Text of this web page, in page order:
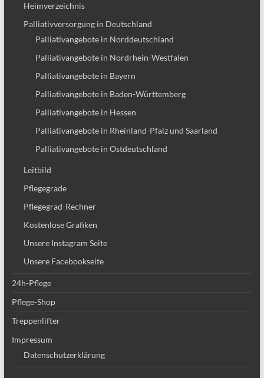
Heimverzeichnis
Palliativversorgung in Deutschland
Palliativangebote in Norddeutschland
Palliativangebote in Nordrhein-Westfalen
Palliativangebote in Bayern
Palliativangebote in Baden-Württemberg
Palliativangebote in Hessen
Palliativangebote in Rheinland-Pfalz und Saarland
Palliativangebote in Ostdeutschland
Leitbild
Pflegegrade
Pflegegrad-Rechner
Kostenlose Grafiken
Unsere Instagram Seite
Unsere Facebookseite
24h-Pflege
Pflege-Shop
Treppenlifter
Impressum
Datenschutzerklärung